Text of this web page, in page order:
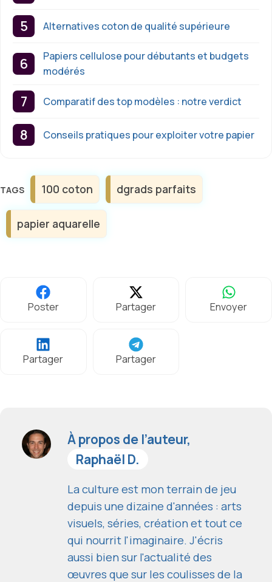
Alternatives coton de qualité supérieure
Papiers cellulose pour débutants et budgets
modérés
Comparatif des top modèles : notre verdict
Conseils pratiques pour exploiter votre papier
Étiquettes
100 coton dgrads parfaits
papier aquarelle
Poster Partager Envoyer
Partager Partager
À propos de l’auteur,
Raphaël D.
La culture est mon terrain de jeu
depuis une dizaine d'années : arts
visuels, séries, création et tout ce
qui nourrit l'imaginaire. J'écris
aussi bien sur l'actualité des
œuvres que sur les coulisses de la